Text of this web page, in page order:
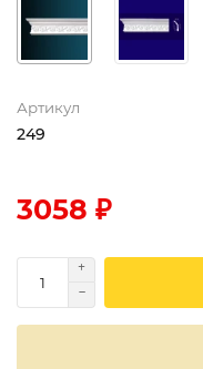
Артикул
249
3058 ₽